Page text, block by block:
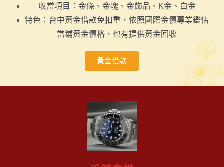
收當項目：金條、金塊、金飾品、K金、白金
特色：台中黃金借款免扣重，依照國際金價專業鑑估
當鋪黃金價格，也有提供黃金回收
黃金借款